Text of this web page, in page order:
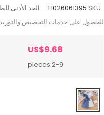
SKU:
T1026061395 الحد الأدنى
للحصول على خدمات التخصيص
US$9.68
2-9 pieces